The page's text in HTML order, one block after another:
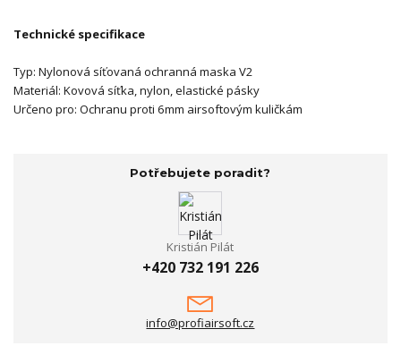
Technické specifikace
Typ: Nylonová síťovaná ochranná maska V2
Materiál: Kovová síťka, nylon, elastické pásky
Určeno pro: Ochranu proti 6mm airsoftovým kuličkám
Potřebujete poradit?
Kristián Pilát
+420 732 191 226
info@profiairsoft.cz